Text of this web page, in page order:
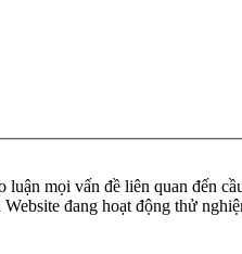
mọi vấn đề liên quan đến
đang hoạt động thử